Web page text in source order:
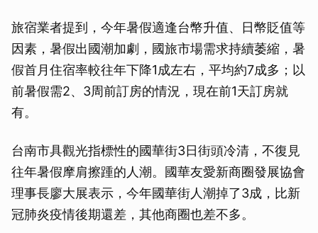
旅宿業者提到，今年暑假適逢台幣升值、日幣貶值等
因素，暑假出國潮加劇，國旅市場需求持續萎縮，暑
假首月住宿率較往年下降1成左右，平均約7成多；以
前暑假需2、3周前訂房的情況，現在前1天訂房就
有。
台南市具觀光指標性的國華街3日街頭冷清，不復見
往年暑假摩肩擦踵的人潮。國華友愛新商圈發展協會
理事長廖大展表示，今年國華街人潮掉了3成，比新
冠肺炎疫情後期還差，其他商圈也差不多。